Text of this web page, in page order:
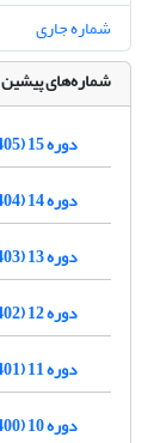
شماره جاری
شماره‌های
دوره 15 (1405)
دوره 14 (1404)
دوره 13 (1403)
دوره 12 (1402)
دوره 11 (1401)
دوره 10 (1400)